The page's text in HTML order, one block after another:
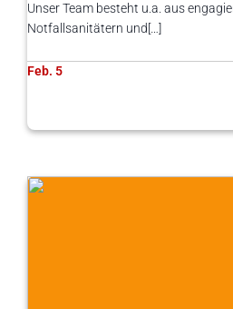
Unser Team besteht u.a. aus
Notfallsanitätern und[…]
Feb. 5